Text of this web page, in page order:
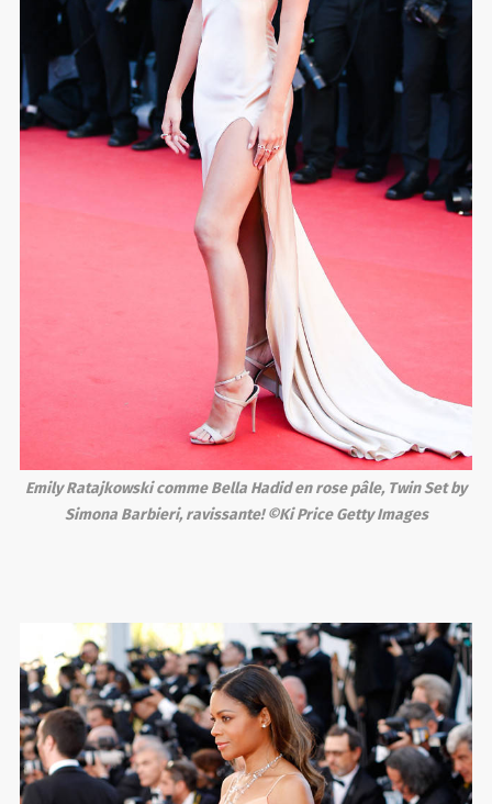
Emily Ratajkowski comme Bella Hadid en rose pâle, Twin Set by
Simona Barbieri, ravissante! ©Ki Price Getty Images